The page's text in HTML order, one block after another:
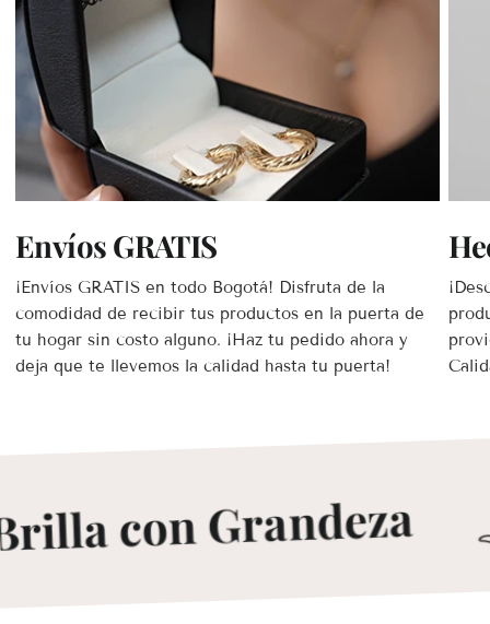
Envíos GRATIS
¡Envíos GRATIS en todo Bogotá! Disfruta de la
comodidad de recibir tus productos en la puerta de
tu hogar sin costo alguno. ¡Haz tu pedido ahora y
deja que te llevemos la calidad hasta tu puerta!
con Grandeza